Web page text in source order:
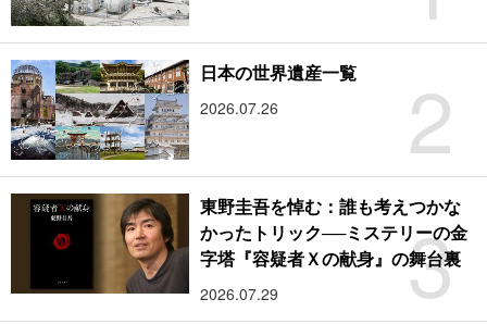
2
日本の世界遺産一覧
2026.07.26
3
東野圭吾を悼む：誰も考えつかな
かったトリック──ミステリーの金
字塔『容疑者Ｘの献身』の舞台裏
2026.07.29